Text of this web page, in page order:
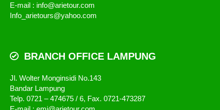
E-mail : info@arietour.com
Info_arietours@yahoo.com
BRANCH OFFICE LAMPUNG
Jl. Wolter Monginsidi No.143
Bandar Lampung
Telp. 0721 – 474675 / 6, Fax. 0721-473287